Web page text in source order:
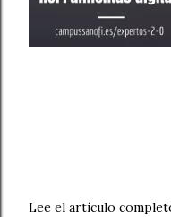
Lee el artículo